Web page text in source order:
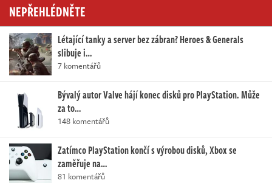
NEPŘEHLÉDNĚTE
Létající tanky a server bez zábran? Heroes & Generals
slibuje i…
7 komentářů
Bývalý autor Valve hájí konec disků pro PlayStation. Může
za to…
148 komentářů
Zatímco PlayStation končí s výrobou disků, Xbox se
zaměřuje na…
81 komentářů